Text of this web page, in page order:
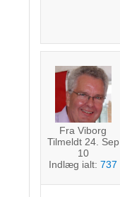
Fra Viborg
Tilmeldt 24. Sep
10
Indlæg ialt: 737